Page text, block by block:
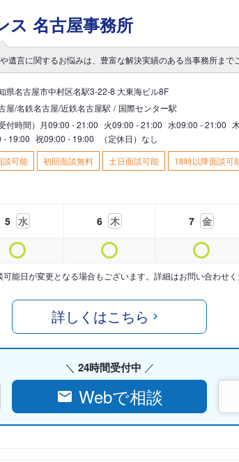
ス 名古屋事務所
遺言に関するお悩みは、豊富な解決実績のある当事務所まで
県名古屋市中村区名駅3-22-8 大東海ビル8F
屋/名鉄名古屋/近鉄名古屋駅
国際センター駅
付時間） 月09:00 - 21:00 火09:00 - 21:00 水09:00 - 21:00 木
- 19:00 祝09:00 - 19:00
（定休日）なし
談可能
初回面談無料 土日面談可能 18時以降面談可
5 水 6 木 7 金
能日が変更となる場合もございます。詳細はお問い合わせく
詳しくはこちら
24時間受付中
Webで相談